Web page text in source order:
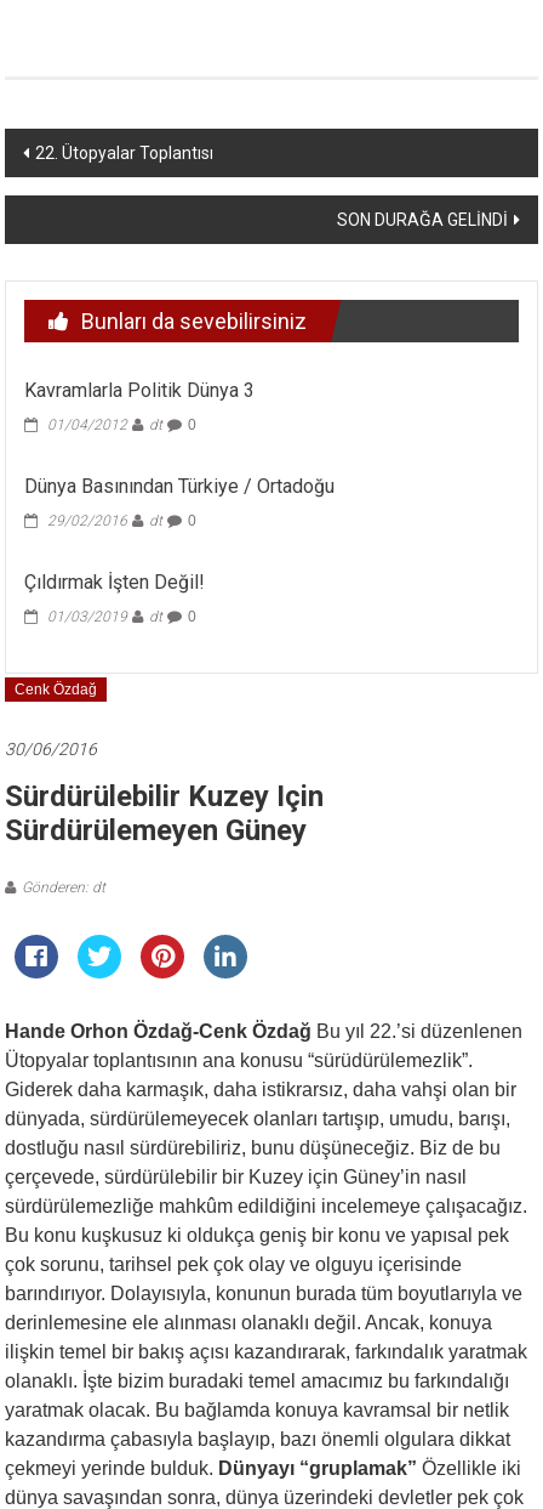
Yazı
dolaşımı
22. Ütopyalar Toplantısı
SON DURAĞA GELİNDİ
Bunları da sevebilirsiniz
Kavramlarla Politik Dünya 3
01/04/2012 dt 0
Dünya Basınından Türkiye / Ortadoğu
29/02/2016 dt 0
Çıldırmak İşten Değil!
01/03/2019 dt 0
Cenk Özdağ
30/06/2016
Sürdürülebilir Kuzey Için
Sürdürülemeyen Güney
Gönderen: dt
Hande Orhon Özdağ-Cenk Özdağ Bu yıl 22.’si düzenlenen
Ütopyalar toplantısının ana konusu “sürüdürülemezlik”.
Giderek daha karmaşık, daha istikrarsız, daha vahşi olan bir
dünyada, sürdürülemeyecek olanları tartışıp, umudu, barışı,
dostluğu nasıl sürdürebiliriz, bunu düşüneceğiz. Biz de bu
çerçevede, sürdürülebilir bir Kuzey için Güney’in nasıl
sürdürülemezliğe mahkûm edildiğini incelemeye çalışacağız.
Bu konu kuşkusuz ki oldukça geniş bir konu ve yapısal pek
çok sorunu, tarihsel pek çok olay ve olguyu içerisinde
barındırıyor. Dolayısıyla, konunun burada tüm boyutlarıyla ve
derinlemesine ele alınması olanaklı değil. Ancak, konuya
ilişkin temel bir bakış açısı kazandırarak, farkındalık yaratmak
olanaklı. İşte bizim buradaki temel amacımız bu farkındalığı
yaratmak olacak. Bu bağlamda konuya kavramsal bir netlik
kazandırma çabasıyla başlayıp, bazı önemli olgulara dikkat
çekmeyi yerinde bulduk. Dünyayı “gruplamak”Özellikle iki
dünya savaşından sonra, dünya üzerindeki devletler pek çok